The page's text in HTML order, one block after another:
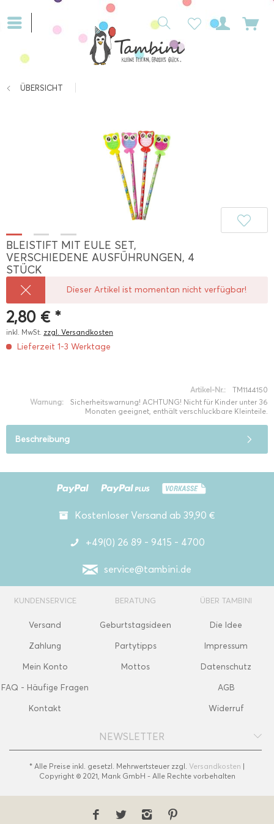
ÜBERSICHT
BLEISTIFT MIT EULE SET,
VERSCHIEDENE AUSFÜHRUNGEN, 4
STÜCK
Dieser Artikel ist momentan nicht verfügbar!
2,80 € *
inkl. MwSt. zzgl. Versandkosten
Lieferzeit 1-3 Werktage
Artikel-Nr.:
TM1144150
Warnung:
Sicherheitswarnung! ACHTUNG! Nicht für Kinder unter 36
Monaten geeignet, enthält verschluckbare Kleinteile.
Beschreibung
Kostenloser Versand ab 39,90 €
+49(0) 26 89 - 9415 - 4700
service@tambini.de
KUNDENSERVICE
Versand
Zahlung
Mein Konto
FAQ - Häufige Fragen
Kontakt
BERATUNG
Geburtstagsideen
Partytipps
Mottos
ÜBER TAMBINI
Die Idee
Impressum
Datenschutz
AGB
Widerruf
NEWSLETTER
* Alle Preise inkl. gesetzl. Mehrwertsteuer zzgl. Versandkosten |
Copyright © 2021, Mank GmbH - Alle Rechte vorbehalten